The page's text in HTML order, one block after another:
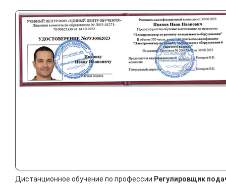
Дистанционное обучение по профессии Регулировщик